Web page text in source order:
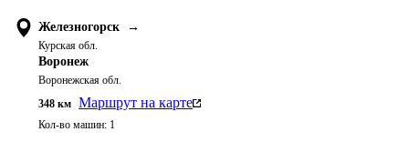
Железногорск →
Курская обл.
Воронеж
Воронежская обл.
348 км Маршрут на карте
Кол-во машин: 1